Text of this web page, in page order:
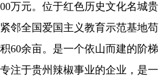
万元。位于红色历史文化名城贵
邻全国爱国主义教育示范基地苟
60余亩。是一个依山而建的阶梯
注于贵州辣椒事业的企业，是一